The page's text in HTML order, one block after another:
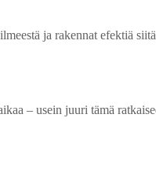
ja rakennat efektiä
– usein juuri tämä